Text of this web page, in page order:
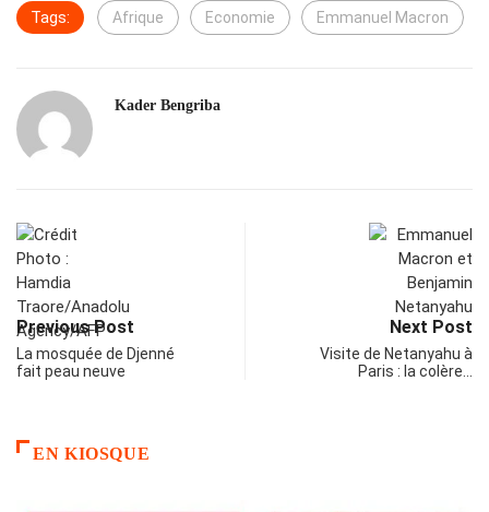
Tags: Afrique Economie Emmanuel Macron
Kader Bengriba
Previous Post
La mosquée de Djenné
fait peau neuve
Next Post
Visite de Netanyahu à
Paris : la colère…
EN KIOSQUE